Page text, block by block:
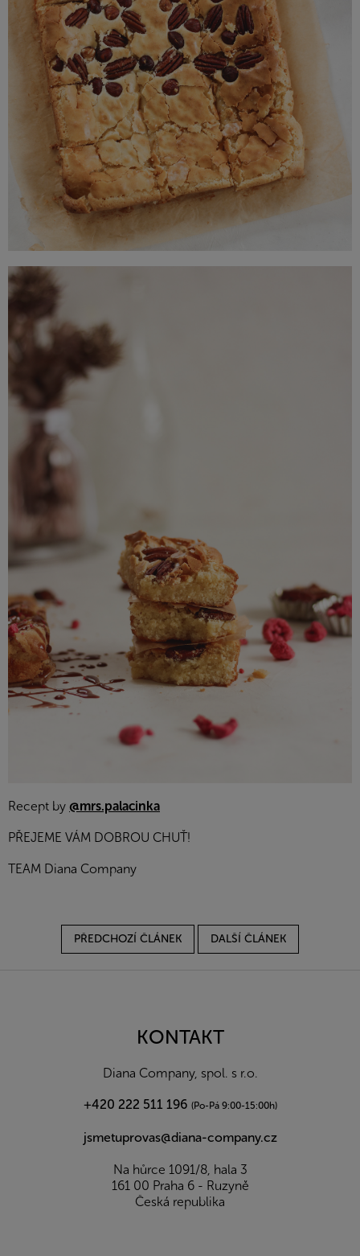
Recept by @mrs.palacinka
PŘEJEME VÁM DOBROU CHUŤ!
TEAM Diana Company
PŘEDCHOZÍ ČLÁNEK DALŠÍ ČLÁNEK
KONTAKT
Diana Company, spol. s r.o.
+420 222 511 196 (Po-Pá 9:00-15:00h)
jsmetuprovas@diana-company.cz
Na hůrce 1091/8, hala 3
161 00 Praha 6 - Ruzyně
Česká republika